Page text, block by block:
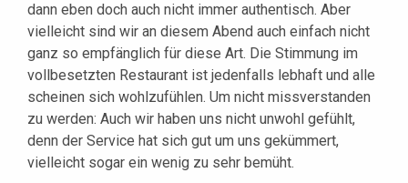
dann eben doch auch nicht immer authentisch. Aber
vielleicht sind wir an diesem Abend auch einfach nicht
ganz so empfänglich für diese Art. Die Stimmung im
vollbesetzten Restaurant ist jedenfalls lebhaft und alle
scheinen sich wohlzufühlen. Um nicht missverstanden
zu werden: Auch wir haben uns nicht unwohl gefühlt,
denn der Service hat sich gut um uns gekümmert,
vielleicht sogar ein wenig zu sehr bemüht.